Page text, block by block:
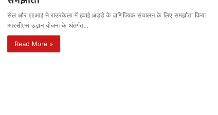
सेल और एएआई ने राउरकेला में हवाई अड्डे के वाणिज्यिक संचालन के लिए समझौता किया
आरसीएस उड़ान योजना के अंतर्गत…
Read More »